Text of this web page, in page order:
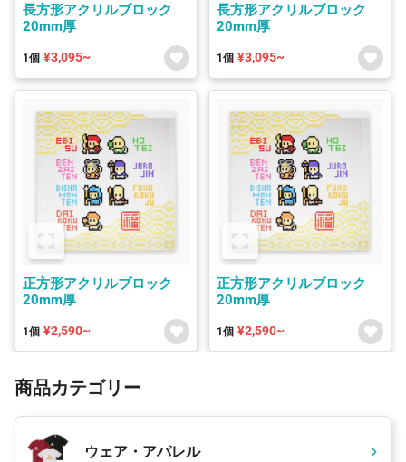
長方形アクリルブロック
20mm厚
1個 ¥3,095~
長方形アクリルブロック
20mm厚
1個 ¥3,095~
正方形アクリルブロック
20mm厚
1個 ¥2,590~
正方形アクリルブロック
20mm厚
1個 ¥2,590~
商品カテゴリー
ウェア・アパレル